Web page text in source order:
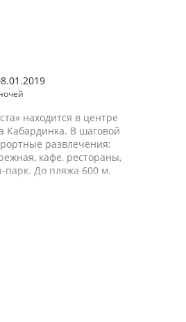
находится в центре
Кабардинка. В шаговой
развлечения:
кафе, рестораны,
парк. До пляжа 600 м.